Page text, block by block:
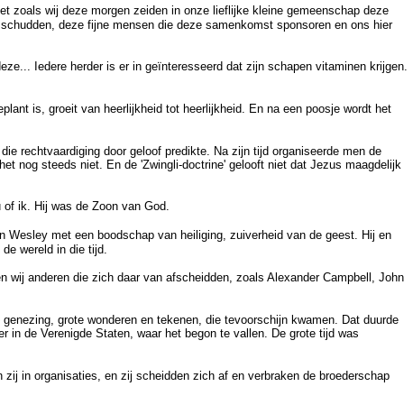
zoals wij deze morgen zeiden in onze lieflijke kleine gemeenschap deze
deze fijne mensen die deze samenkomst sponsoren en ons hier
Iedere herder is er in geïnteresseerd dat zijn schapen vitaminen krijgen.
is, groeit van heerlijkheid tot heerlijkheid. En na een poosje wordt het
rechtvaardiging door geloof predikte. Na zijn tijd organiseerde men de
nog steeds niet. En de 'Zwingli-doctrine' gelooft niet dat Jezus maagdelijk
ik. Hij was de Zoon van God.
met een boodschap van heiliging, zuiverheid van de geest. Hij en
wereld in die tijd.
anderen die zich daar van afscheidden, zoals Alexander Campbell, John
grote wonderen en tekenen, die tevoorschijn kwamen. Dat duurde
de Verenigde Staten, waar het begon te vallen. De grote tijd was
in organisaties, en zij scheidden zich af en verbraken de broederschap